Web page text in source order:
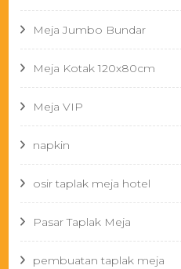
Meja Jumbo Bundar
Meja Kotak 120x80cm
Meja VIP
napkin
osir taplak meja hotel
Pasar Taplak Meja
pembuatan taplak meja